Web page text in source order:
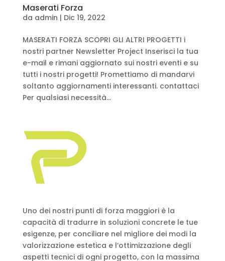
Maserati Forza
da admin | Dic 19, 2022
MASERATI FORZA SCOPRI GLI ALTRI PROGETTI i
nostri partner Newsletter Project Inserisci la tua
e-mail e rimani aggiornato sui nostri eventi e su
tutti i nostri progetti! Promettiamo di mandarvi
soltanto aggiornamenti interessanti. contattaci
Per qualsiasi necessità...
Uno dei nostri punti di forza maggiori è la
capacità di tradurre in soluzioni concrete le tue
esigenze, per conciliare nel migliore dei modi la
valorizzazione estetica e l’ottimizzazione degli
aspetti tecnici di ogni progetto, con la massima